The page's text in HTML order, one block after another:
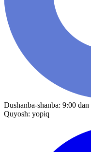
Dushanba-shanba: 9:00 dan
Quyosh: yopiq